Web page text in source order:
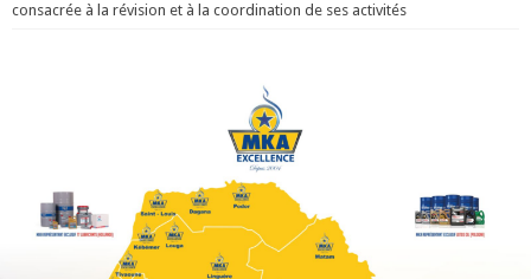
consacrée à la révision et à la coordination de ses activités